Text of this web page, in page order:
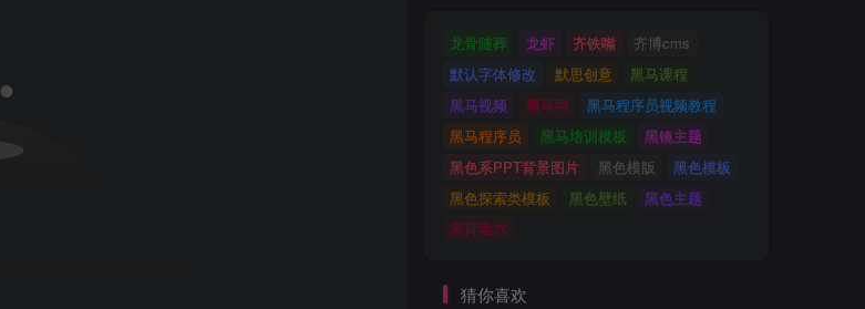
龙骨随葬 龙虾 齐铁嘴
齐博cms
默认字体修改
默思创意
黑马课程
黑马视频
黑马网
黑马程序员视频教程
黑马程序员
黑马培训模板
黑镜主题
黑色系PPT背景图片
黑色模版
黑色模板
黑色探索类模板
黑色壁纸
黑色主题
黑背老六
猜你喜欢